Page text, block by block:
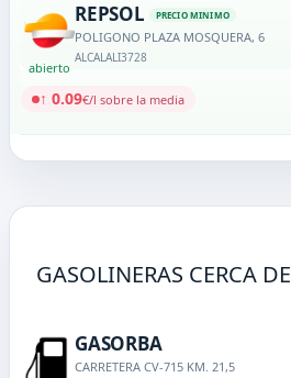
abierto
REPSOL PRECIO MINIMO
POLIGONO PLAZA MOSQUERA, 6
ALCALALI3728
↑ 0.09€/l sobre la media
GASOLINERAS CERCA DE
GASORBA
CARRETERA CV-715 KM. 21,5